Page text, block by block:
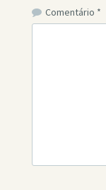
Comentário *